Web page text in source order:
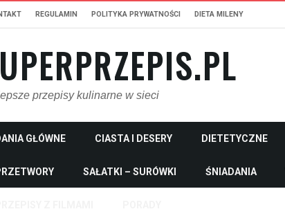
REGULAMIN POLITYKA PRYWATNOŚCI DIETA MILENY
SUPERPRZEPIS.PL
przepisy kulinarne w sieci
GŁÓWNE CIASTA I DESERY DIETETYCZNE
SAŁATKI – SURÓWKI ŚNIADANIA